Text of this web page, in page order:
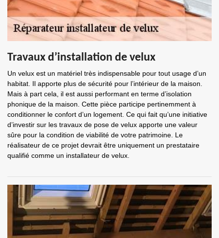
Travaux d’installation de velux
Un velux est un matériel très indispensable pour tout usage d’un
habitat. Il apporte plus de sécurité pour l’intérieur de la maison.
Mais à part cela, il est aussi performant en terme d’isolation
phonique de la maison. Cette pièce participe pertinemment à
conditionner le confort d’un logement. Ce qui fait qu’une initiative
d’investir sur les travaux de pose de velux apporte une valeur
sûre pour la condition de viabilité de votre patrimoine. Le
réalisateur de ce projet devrait être uniquement un prestataire
qualifié comme un installateur de velux.